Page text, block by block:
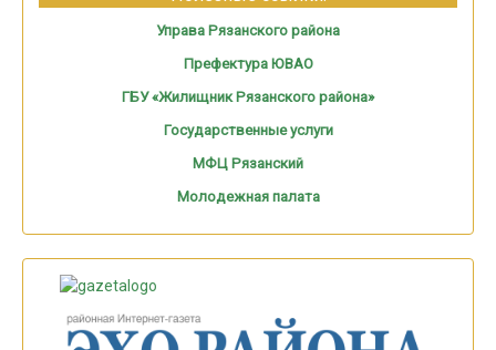
Управа Рязанского района
Префектура ЮВАО
ГБУ «Жилищник Рязанского района»
Государственные услуги
МФЦ Рязанский
Молодежная палата